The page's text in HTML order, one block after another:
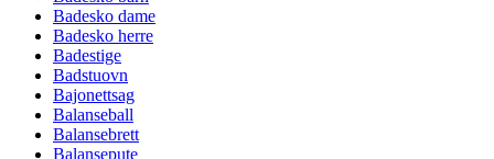
Badesko dame
Badesko herre
Badestige
Badstuovn
Bajonettsag
Balanseball
Balansebrett
Balansepute